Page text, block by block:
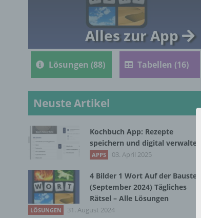
Alles zur App
Lösungen (88) Tabellen (16)
Neuste Artikel
Kochbuch App: Rezepte
speichern und digital verwalten
APPS 03. April 2025
4 Bilder 1 Wort Auf der Baustelle
(September 2024) Tägliches
Rätsel – Alle Lösungen
LÖSUNGEN 31. August 2024